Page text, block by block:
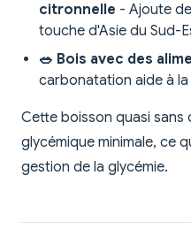
citronnelle - Ajoute
touche d'Asie du Sud-
🥗 Bois avec des
carbonatation aide à
Cette boisson quasi
glycémique minimale, ce
gestion de la glycémie.